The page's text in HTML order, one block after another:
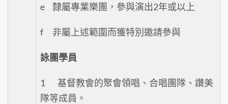
e 隸屬專業樂團，參與演出2年或以上
f 非屬上述範圍而獲特別邀請參與
詠團學員
1 基督教會的聚會領唱、合唱團隊、讚美
隊等成員。